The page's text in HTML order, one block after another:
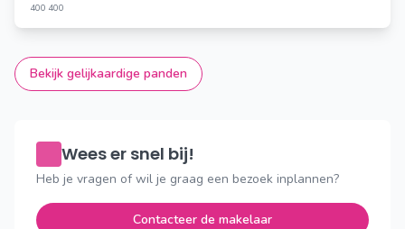
400 400
Bekijk gelijkaardige panden
Wees er snel bij!
Heb je vragen of wil je graag een bezoek inplannen?
Contacteer de makelaar